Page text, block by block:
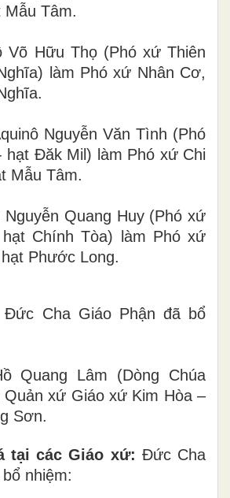
Tâm.
Võ Hữu Thọ (Phó xứ Thiên
làm Phó xứ Nhân Cơ,
Nguyễn Văn Tình (Phó
hạt Đăk Mil) làm Phó xứ Chi
Mẫu Tâm.
Quang Huy (Phó xứ
Chính Tòa) làm Phó xứ
Phước Long.
Đức Cha Giáo Phận đã bổ
Quang Lâm (Dòng Chúa
Quản xứ Giáo xứ Kim Hòa –
Sơn.
tại các Giáo xứ: Đức Cha
nhiệm: